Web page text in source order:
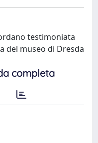
testimoniata
del museo di Dresda
completa